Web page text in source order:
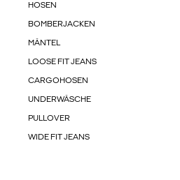
HOSEN
BOMBERJACKEN
MÄNTEL
LOOSE FIT JEANS
CARGOHOSEN
UNDERWÄSCHE
PULLOVER
WIDE FIT JEANS